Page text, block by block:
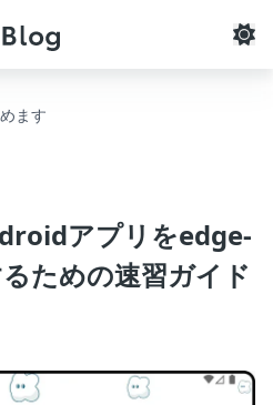
content
ます
アプリをedge-
ための速習ガイド